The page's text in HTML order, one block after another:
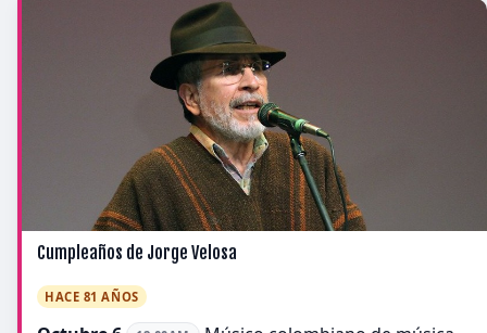
Cumpleaños de Jorge Velosa
HACE 81 AÑOS